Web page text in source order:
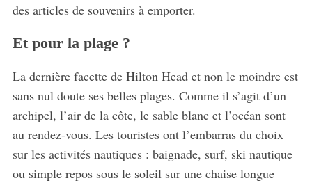
des articles de souvenirs à emporter.
Et pour la plage ?
La dernière facette de Hilton Head et non le moindre est
sans nul doute ses belles plages. Comme il s’agit d’un
archipel, l’air de la côte, le sable blanc et l’océan sont
au rendez-vous. Les touristes ont l’embarras du choix
sur les activités nautiques : baignade, surf, ski nautique
ou simple repos sous le soleil sur une chaise longue